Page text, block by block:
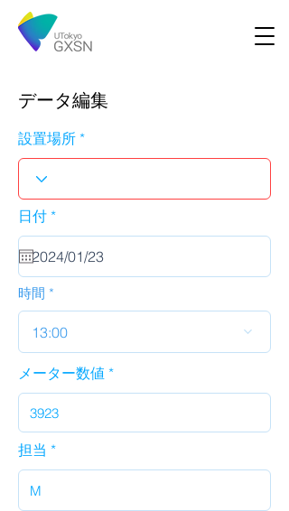
データ編集
設置場所
日付 *r
u
i
d
時間
13:00
メーター数値
担当